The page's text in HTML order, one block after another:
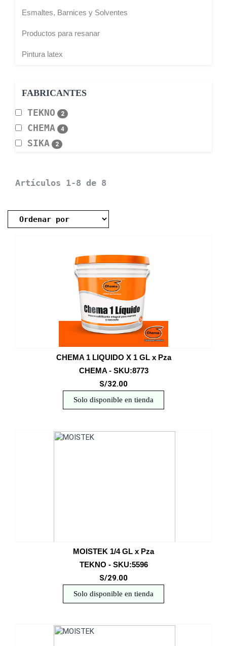
Esmaltes, Barnices y Solventes
Productos para resanar
Pintura latex
FABRICANTES
TEKNO 2
CHEMA 4
SIKA 2
Artículos 1-8 de 8
CHEMA 1 LIQUIDO X 1 GL x Pza
CHEMA - SKU:8773
S/32.00
Solo disponible en tienda
MOISTEK 1/4 GL x Pza
TEKNO - SKU:5596
S/29.00
Solo disponible en tienda